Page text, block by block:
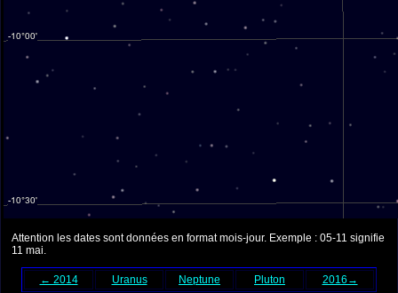
Attention les dates sont données en format mois-jour. Exemple : 05-11 signifie
11 mai.
← 2014 Uranus Neptune Pluton 2016→